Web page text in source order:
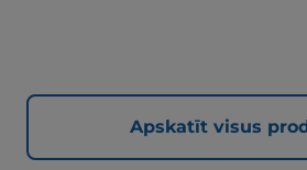
Apskatīt visus